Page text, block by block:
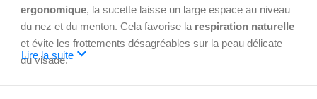
ergonomique, la sucette laisse un large espace au niveau
du nez et du menton. Cela favorise la respiration naturelle
et évite les frottements désagréables sur la peau délicate
du visage.
Lire la suite